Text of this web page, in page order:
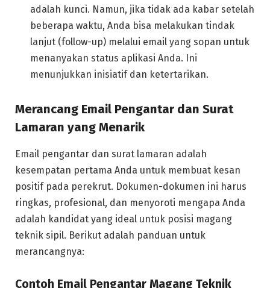
adalah kunci. Namun, jika tidak ada kabar setelah
beberapa waktu, Anda bisa melakukan tindak
lanjut (follow-up) melalui email yang sopan untuk
menanyakan status aplikasi Anda. Ini
menunjukkan inisiatif dan ketertarikan.
Merancang Email Pengantar dan Surat
Lamaran yang Menarik
Email pengantar dan surat lamaran adalah
kesempatan pertama Anda untuk membuat kesan
positif pada perekrut. Dokumen-dokumen ini harus
ringkas, profesional, dan menyoroti mengapa Anda
adalah kandidat yang ideal untuk posisi magang
teknik sipil. Berikut adalah panduan untuk
merancangnya:
Contoh Email Pengantar Magang Teknik